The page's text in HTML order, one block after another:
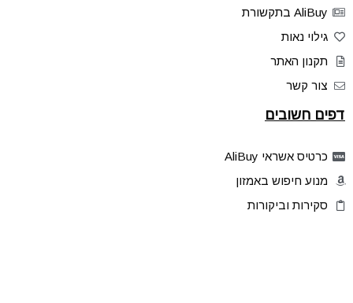
AliBuy בתקשורת
גילוי נאות
תקנון האתר
צור קשר
דפים חשובים
כרטיס אשראי AliBuy
מנוע חיפוש באמזון
סקירות וביקורות